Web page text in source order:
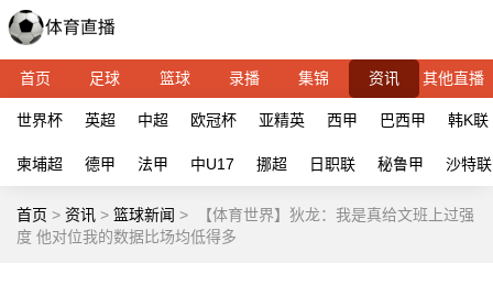
首页 足球 篮球 录播 集锦 资讯 其他直播
世界杯 英超 中超 欧冠杯 亚精英 西甲 巴西甲 韩K联
柬埔超 德甲 法甲 中U17 挪超 日职联 秘鲁甲 沙特联
首页 > 资讯 > 篮球新闻 >
【体育世界】狄龙：我是真给文班上过强
度 他对位我的数据比场均低得多